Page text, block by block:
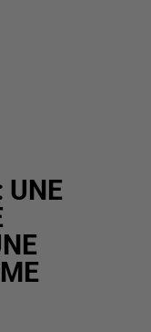
UNE